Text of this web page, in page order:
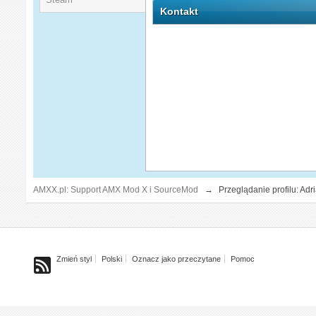
Kontakt
AMXX.pl: Support AMX Mod X i SourceMod → Przeglądanie profilu:
Zmień styl Polski Oznacz jako przeczytane Pomoc